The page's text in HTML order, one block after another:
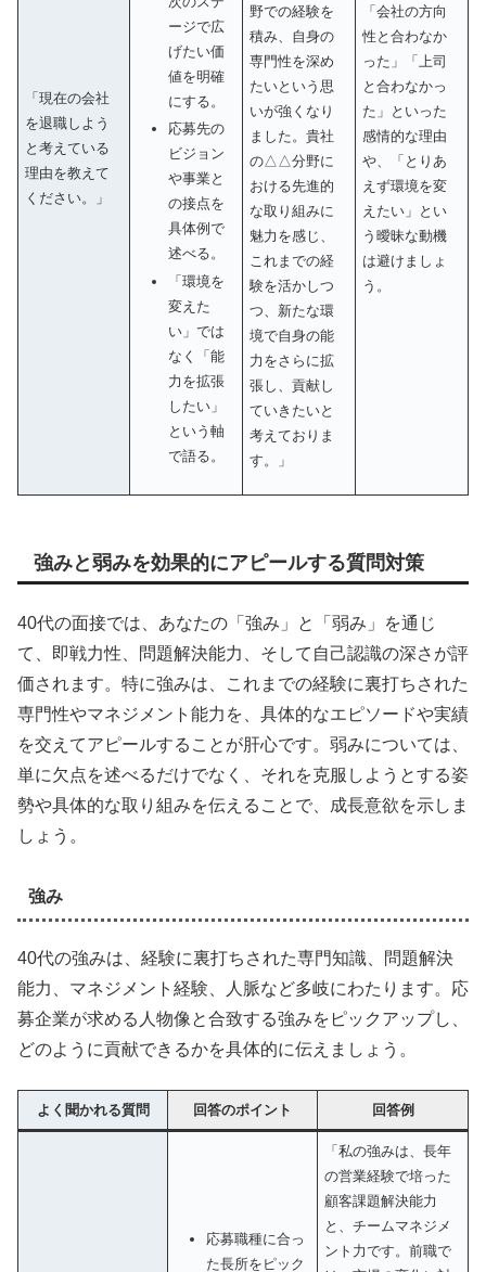
「現在の会社
を退職しよう
と考えている
理由を教えて
ください。」
ージで広
げたい価
値を明確
にする。
応募先の
ビジョン
や事業と
の接点を
具体例で
述べる。
「環境を
変えた
い」では
なく「能
力を拡張
したい」
という軸
で語る。
野での経験を
積み、自身の
専門性を深め
たいという思
いが強くなり
ました。貴社
の△△分野に
おける先進的
な取り組みに
魅力を感じ、
これまでの経
験を活かしつ
つ、新たな環
境で自身の能
力をさらに拡
張し、貢献し
ていきたいと
考えておりま
す。」
「会社の方向
性と合わなか
った」「上司
と合わなかっ
た」といった
感情的な理由
や、「とりあ
えず環境を変
えたい」とい
う曖昧な動機
は避けましょ
う。
強みと弱みを効果的にアピールする質問対策
40代の面接では、あなたの「強み」と「弱み」を通じ
て、即戦力性、問題解決能力、そして自己認識の深さが評
価されます。特に強みは、これまでの経験に裏打ちされた
専門性やマネジメント能力を、具体的なエピソードや実績
を交えてアピールすることが肝心です。弱みについては、
単に欠点を述べるだけでなく、それを克服しようとする姿
勢や具体的な取り組みを伝えることで、成長意欲を示しま
しょう。
強み
40代の強みは、経験に裏打ちされた専門知識、問題解決
能力、マネジメント経験、人脈など多岐にわたります。応
募企業が求める人物像と合致する強みをピックアップし、
どのように貢献できるかを具体的に伝えましょう。
よく聞かれる質問 回答のポイント 回答例
応募職種に合っ
た長所をピック
「私の強みは、長年
の営業経験で培った
顧客課題解決能力
と、チームマネジメ
ント力です。前職で